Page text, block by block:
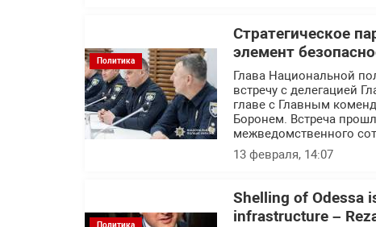
Политика
Стратегическое
элемент
Глава Национальной
встречу с делегацией
главе с Главным
Боронем. Встреча
межведомственного
13 февраля, 14:07
Политика
Shelling of Odessa
infrastructure –